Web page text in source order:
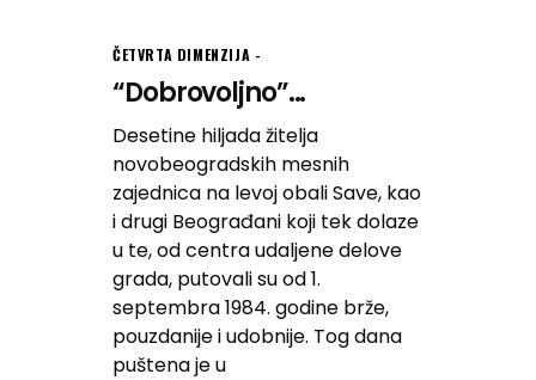
ČETVRTA DIMENZIJA
“Dobrovoljno”...
Desetine hiljada žitelja
novobeogradskih mesnih
zajednica na levoj obali Save, kao
i drugi Beograđani koji tek dolaze
u te, od centra udaljene delove
grada, putovali su od 1.
septembra 1984. godine brže,
pouzdanije i udobnije. Tog dana
puštena je u